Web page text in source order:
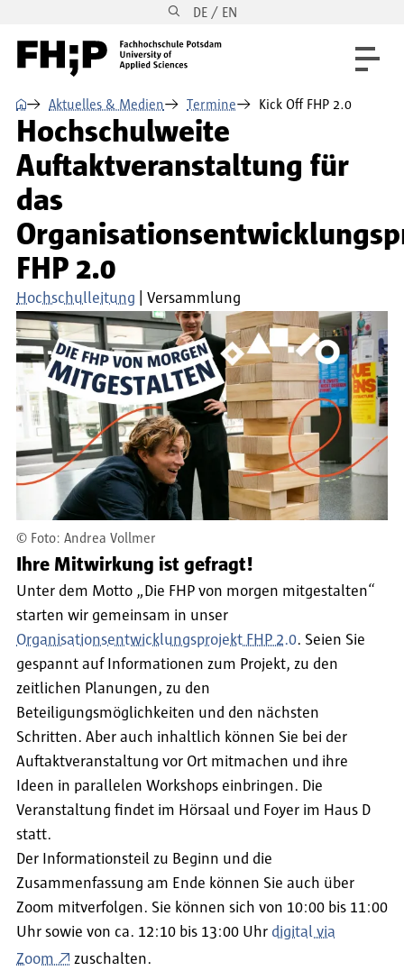
Direkt zur Hauptnavigation DE / EN
⌂ Aktuelles & Medien Termine Kick Off FHP 2.0
Hochschulweite
Auftaktveranstaltung für
das
FHP 2.0
Hochschulleitung Versammlung
© Foto: Andrea Vollmer
Ihre Mitwirkung ist gefragt!
Unter dem Motto „Die FHP von morgen mitgestalten“
starten wir gemeinsam in unser
Organisationsentwicklungsprojekt FHP 2.0. Seien Sie
gespannt auf Informationen zum Projekt, zu den
zeitlichen Planungen, zu den
Beteiligungsmöglichkeiten und den nächsten
Schritten. Aber auch inhaltlich können Sie bei der
Auftaktveranstaltung vor Ort mitmachen und ihre
Ideen in parallelen Workshops einbringen. Die
Veranstaltung findet im Hörsaal und Foyer im Haus D
statt.
Der Informationsteil zu Beginn und die
Zusammenfassung am Ende können Sie auch über
Zoom mitverfolgen. Sie können sich von 10:00 bis 11:00
Uhr sowie von ca. 12:10 bis 13:00 Uhr digital via
Zoom
zuschalten.